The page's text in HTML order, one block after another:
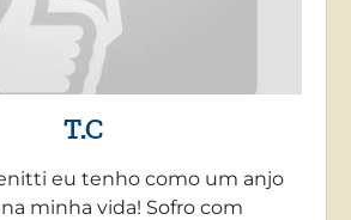
T.C
eu tenho como um anjo
minha vida! Sofro com